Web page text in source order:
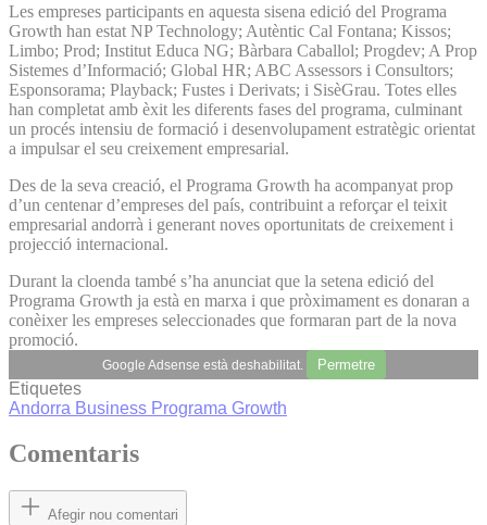
Les empreses participants en aquesta sisena edició del Programa
Growth han estat NP Technology; Autèntic Cal Fontana; Kissos;
Limbo; Prod; Institut Educa NG; Bàrbara Caballol; Progdev; A Prop
Sistemes d’Informació; Global HR; ABC Assessors i Consultors;
Esponsorama; Playback; Fustes i Derivats; i SisèGrau. Totes elles
han completat amb èxit les diferents fases del programa, culminant
un procés intensiu de formació i desenvolupament estratègic orientat
a impulsar el seu creixement empresarial.
Des de la seva creació, el Programa Growth ha acompanyat prop
d’un centenar d’empreses del país, contribuint a reforçar el teixit
empresarial andorrà i generant noves oportunitats de creixement i
projecció internacional.
Durant la cloenda també s’ha anunciat que la setena edició del
Programa Growth ja està en marxa i que pròximament es donaran a
conèixer les empreses seleccionades que formaran part de la nova
promoció.
Google Adsense està deshabilitat. Permetre
Etiquetes
Andorra Business Programa Growth
Comentaris
Afegir nou comentari